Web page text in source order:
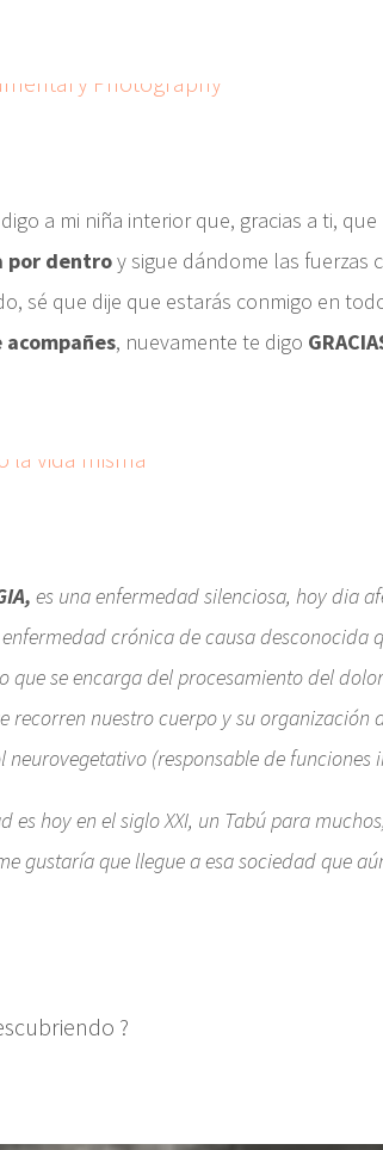
a mi niña interior que, gracias a ti,
por dentroy sigue dándome las fuerzas
sé que dije que estarás conmigo en
acompañes, nuevamente te digo
es una enfermedad silenciosa, hoy dia
crónica de causa
que se encarga del procesamiento del
recorren nuestro cuerpo y su
neurovegetativo (responsable de
es hoy en el siglo XXI, un Tabú para
gustaría que llegue a esa sociedad que
?